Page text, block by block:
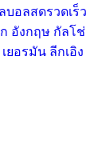
บอลสดรวดเร็ว
อังกฤษ กัลโช่
ยอรมัน ลีกเอิง